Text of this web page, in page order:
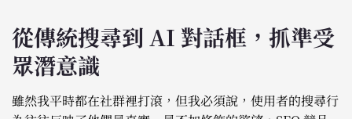
從傳統搜尋到 AI 對話框，抓準受
眾潛意識
雖然我平時都在社群裡打滾，但我必須說，使用者的搜尋行